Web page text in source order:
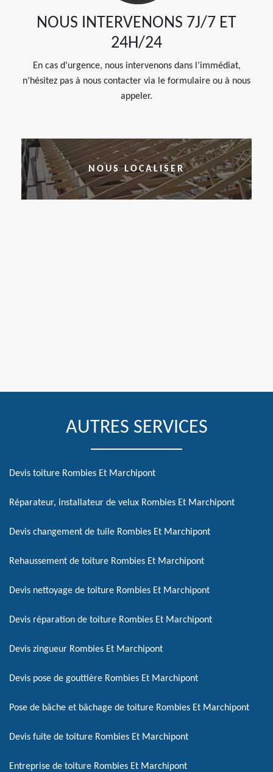
NOUS INTERVENONS 7J/7 ET
24H/24
En cas d’urgence, nous intervenons dans l’immédiat,
n’hésitez pas à nous contacter via le formulaire ou à nous
appeler.
NOUS LOCALISER
AUTRES SERVICES
Devis toiture Rombies Et Marchipont
Réparateur, installateur de velux Rombies Et Marchipont
Devis changement de tuile Rombies Et Marchipont
Rehaussement de toiture Rombies Et Marchipont
Devis nettoyage de toiture Rombies Et Marchipont
Devis réparation de toiture Rombies Et Marchipont
Devis zingueur Rombies Et Marchipont
Devis pose de gouttière Rombies Et Marchipont
Pose de bâche et bâchage de toiture Rombies Et Marchipont
Devis fuite de toiture Rombies Et Marchipont
Entreprise de toiture Rombies Et Marchipont